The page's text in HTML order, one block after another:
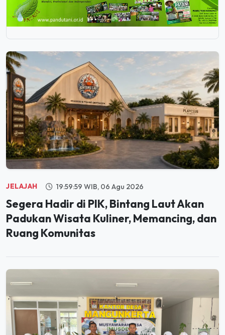
JELAJAH 19:59:59 WIB, 06 Agu 2026
Segera Hadir di PIK, Bintang Laut Akan
Padukan Wisata Kuliner, Memancing, dan
Ruang Komunitas